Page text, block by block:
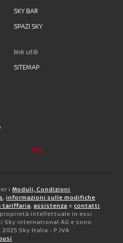
SKY BAR
SPAZI SKY
link utili
SITEMAP
i Moduli, Condizioni
, informazioni sulle modifiche
tariffaria, assistenza e contatti.
intellettuale in essi
international AG e sono
Sky Italia - P.IVA